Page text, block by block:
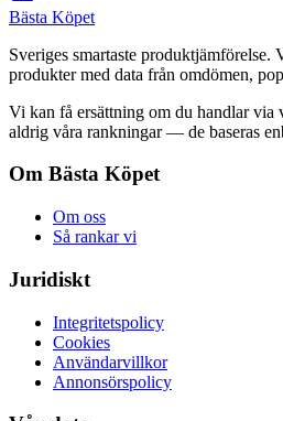
Bästa Köpet
Sveriges smartaste produktjämförelse.
produkter med data från omdömen,
Vi kan få ersättning om du handlar via
aldrig våra rankningar — de baseras
Om Bästa Köpet
Om oss
Så rankar vi
Juridiskt
Integritetspolicy
Cookies
Användarvillkor
Annonsörspolicy